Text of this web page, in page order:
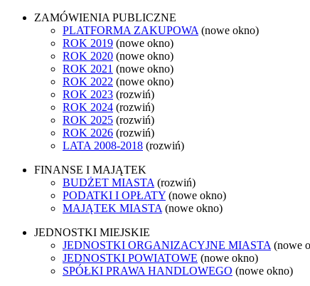
ZAMÓWIENIA PUBLICZNE
PLATFORMA ZAKUPOWA (nowe okno)
ROK 2019 (nowe okno)
ROK 2020 (nowe okno)
ROK 2021 (nowe okno)
ROK 2022 (nowe okno)
ROK 2023 (rozwiń)
ROK 2024 (rozwiń)
ROK 2025 (rozwiń)
ROK 2026 (rozwiń)
LATA 2008-2018 (rozwiń)
FINANSE I MAJĄTEK
BUDŻET MIASTA (rozwiń)
PODATKI I OPŁATY (nowe okno)
MAJĄTEK MIASTA (nowe okno)
JEDNOSTKI MIEJSKIE
JEDNOSTKI ORGANIZACYJNE MIASTA (nowe
JEDNOSTKI POWIATOWE (nowe okno)
SPÓŁKI PRAWA HANDLOWEGO (nowe okno)